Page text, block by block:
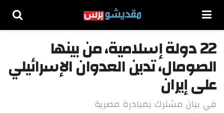
22 دولة إسلامية، من بينها
الصومال، تدين العدوان الإسرائيلي
على إيران
في بيان مشترك بمبادرة مصرية